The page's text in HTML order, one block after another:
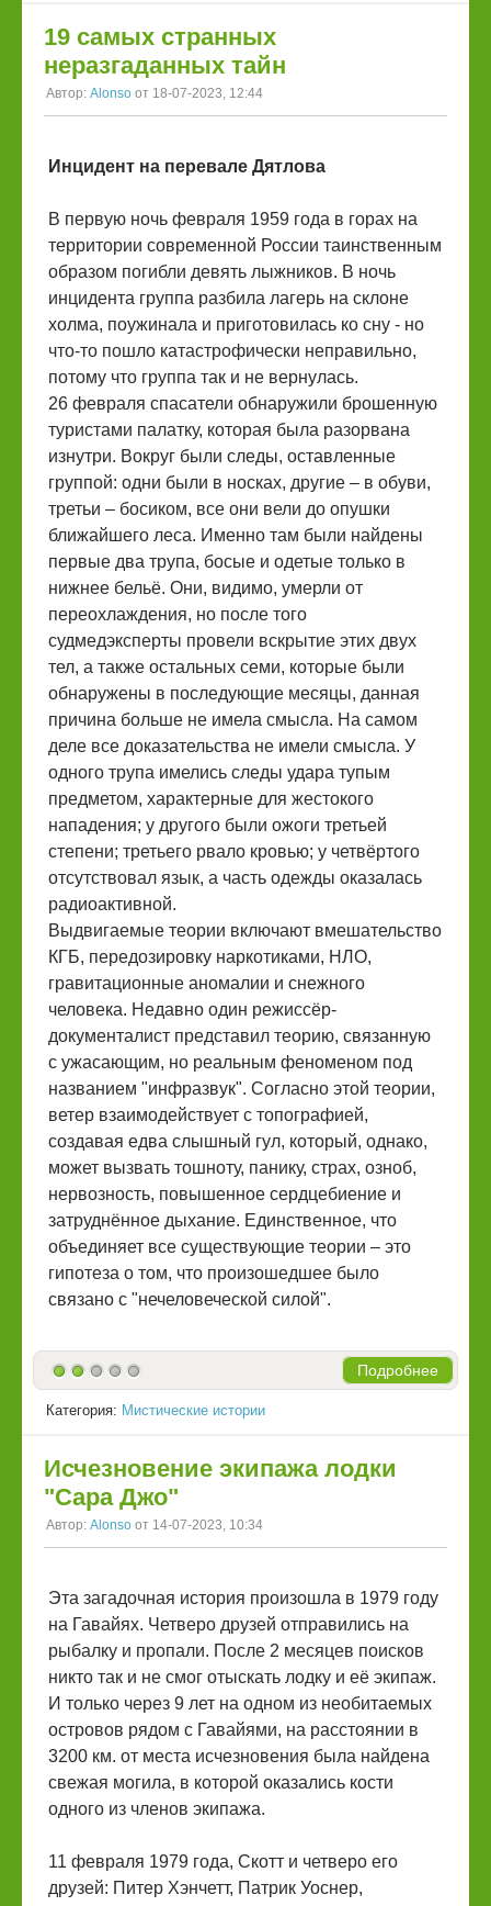
19 самых странных
неразгаданных тайн
Автор: Alonso от 18-07-2023, 12:44
Инцидент на перевале Дятлова
В первую ночь февраля 1959 года в горах на
территории современной России таинственным
образом погибли девять лыжников. В ночь
инцидента группа разбила лагерь на склоне
холма, поужинала и приготовилась ко сну - но
что-то пошло катастрофически неправильно,
потому что группа так и не вернулась.
26 февраля спасатели обнаружили брошенную
туристами палатку, которая была разорвана
изнутри. Вокруг были следы, оставленные
группой: одни были в носках, другие – в обуви,
третьи – босиком, все они вели до опушки
ближайшего леса. Именно там были найдены
первые два трупа, босые и одетые только в
нижнее бельё. Они, видимо, умерли от
переохлаждения, но после того
судмедэксперты провели вскрытие этих двух
тел, а также остальных семи, которые были
обнаружены в последующие месяцы, данная
причина больше не имела смысла. На самом
деле все доказательства не имели смысла. У
одного трупа имелись следы удара тупым
предметом, характерные для жестокого
нападения; у другого были ожоги третьей
степени; третьего рвало кровью; у четвёртого
отсутствовал язык, а часть одежды оказалась
радиоактивной.
Выдвигаемые теории включают вмешательство
КГБ, передозировку наркотиками, НЛО,
гравитационные аномалии и снежного
человека. Недавно один режиссёр-
документалист представил теорию, связанную
с ужасающим, но реальным феноменом под
названием "инфразвук". Согласно этой теории,
ветер взаимодействует с топографией,
создавая едва слышный гул, который, однако,
может вызвать тошноту, панику, страх, озноб,
нервозность, повышенное сердцебиение и
затруднённое дыхание. Единственное, что
объединяет все существующие теории – это
гипотеза о том, что произошедшее было
связано с "нечеловеческой силой".
Подробнее
Категория: Мистические истории
Исчезновение экипажа лодки
"Сара Джо"
Автор: Alonso от 14-07-2023, 10:34
Эта загадочная история произошла в 1979 году
на Гавайях. Четверо друзей отправились на
рыбалку и пропали. После 2 месяцев поисков
никто так и не смог отыскать лодку и её экипаж.
И только через 9 лет на одном из необитаемых
островов рядом с Гавайями, на расстоянии в
3200 км. от места исчезновения была найдена
свежая могила, в которой оказались кости
одного из членов экипажа.
11 февраля 1979 года, Скотт и четверо его
друзей: Питер Хэнчетт, Патрик Уоснер,